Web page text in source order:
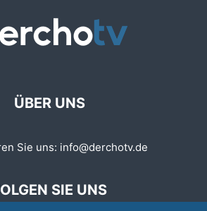
ÜBER UNS
Sie uns: info@derchotv.de
SIE UNS